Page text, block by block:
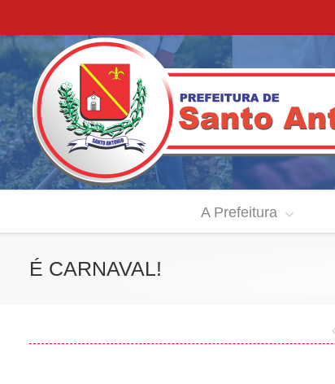
A Prefeitura
É CARNAVAL!